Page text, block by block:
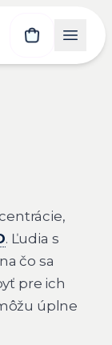
. Ľudia s
čo sa
pre ich
úplne